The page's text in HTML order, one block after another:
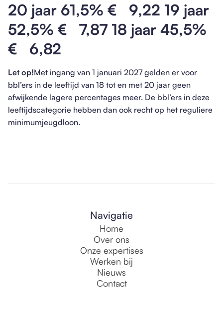
20 jaar 61,5% € 9,22 19 jaar
52,5% € 7,87 18 jaar 45,5%
€ 6,82
Let op!Met ingang van 1 januari 2027 gelden er voor
bbl’ers in de leeftijd van 18 tot en met 20 jaar geen
afwijkende lagere percentages meer. De bbl’ers in deze
leeftijdscategorie hebben dan ook recht op het reguliere
minimumjeugdloon.
Navigatie
Home
Over ons
Onze expertises
Werken bij
Nieuws
Contact